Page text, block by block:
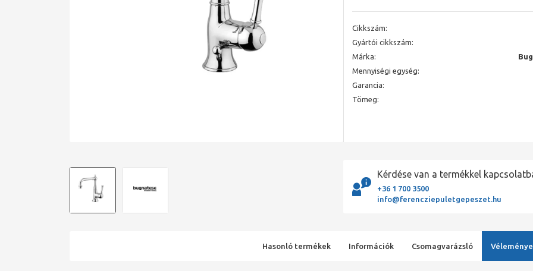
Cikkszám:
Gyártói cikkszám:
Márka:
Mennyiségi egység:
Garancia:
Tömeg:
Kérdése van a termékkel
+36 1 700 3500
info@ferencziepuletgepeszet.hu
Hasonló termékek Információk Csomagvarázsló